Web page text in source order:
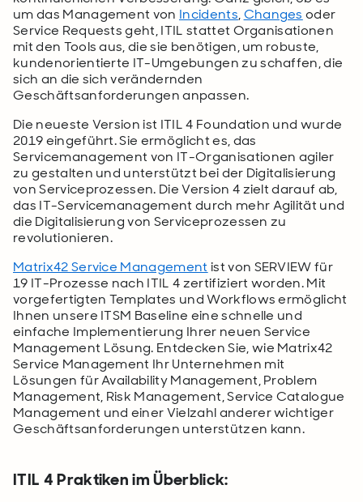
um das Management von Incidents,Changes oder
Service Requests geht, ITIL stattet Organisationen
mit den Tools aus, die sie benötigen, um robuste,
kundenorientierte IT-Umgebungen zu schaffen, die
sich an die sich verändernden
Geschäftsanforderungen anpassen.
Die neueste Version ist ITIL 4 Foundation und wurde
2019 eingeführt. Sie ermöglicht es, das
Servicemanagement von IT-Organisationen agiler
zu gestalten und unterstützt bei der Digitalisierung
von Serviceprozessen. Die Version 4 zielt darauf ab,
das IT-Servicemanagement durch mehr Agilität und
die Digitalisierung von Serviceprozessen zu
revolutionieren.
Matrix42 Service Management ist von SERVIEW für
19 IT-Prozesse nach ITIL 4 zertifiziert worden. Mit
vorgefertigten Templates und Workflows ermöglicht
Ihnen unsere ITSM Baseline eine schnelle und
einfache Implementierung Ihrer neuen Service
Management Lösung. Entdecken Sie, wie Matrix42
Service Management Ihr Unternehmen mit
Lösungen für Availability Management, Problem
Management, Risk Management, Service Catalogue
Management und einer Vielzahl anderer wichtiger
Geschäftsanforderungen unterstützen kann.
ITIL 4 Praktiken im Überblick: